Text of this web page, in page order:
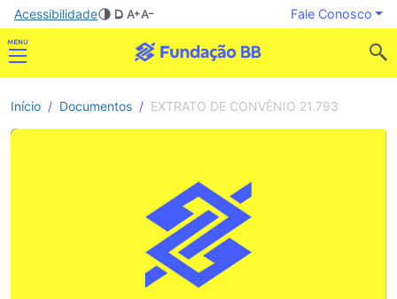
Acessibilidade Fale Conosco
Início Documentos EXTRATO DE CONVÊNIO 21.793